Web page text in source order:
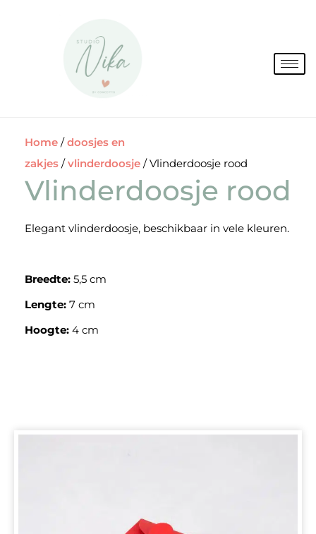
Home /doosjes en
zakjes /vlinderdoosje / Vlinderdoosje rood
Vlinderdoosje rood
Elegant vlinderdoosje, beschikbaar in vele kleuren.
Breedte: 5,5 cm
Lengte: 7 cm
Hoogte: 4 cm